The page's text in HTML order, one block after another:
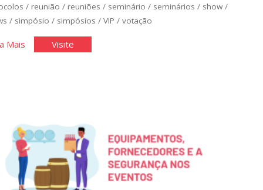
/ reunião / reuniões / seminário / seminários / show/
/ simpósio / simpósios / VIP / votação
Mais"Glossário
Visite"Glossário